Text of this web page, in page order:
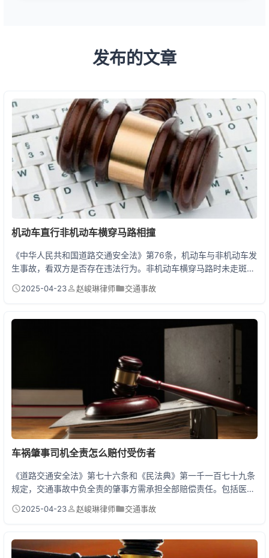
发布的文章
机动车直行非机动车横穿马路相撞
《中华人民共和国道路交通安全法》第76条，机动车与非机动车发
生事故，看双方是否存在违法行为。非机动车横穿马路时未走斑马
或疏于观察，则被认定全责或主责。但法律特别规定：即便机动车
款，体现了对弱势交通参与者的保护。 事故责任划分的三大关键因
2025-04-23 赵峻琳律师 交通事故
车祸肇事司机全责怎么赔付受伤者
《道路交通安全法》第七十六条和《民法典》第一千一百七十九条
规定，交通事故中负全责的肇事方需承担全部赔偿责任。包括医疗
残）、精神损害抚慰金等12项法定赔偿项目。若事故造成死亡还需
事车辆交强险赔付（最高20万元），不足部分由商业三者险承担，
仍有缺口的由肇事司机个人财产支付。 遭遇全责车祸后...
2025-04-23 赵峻琳律师 交通事故